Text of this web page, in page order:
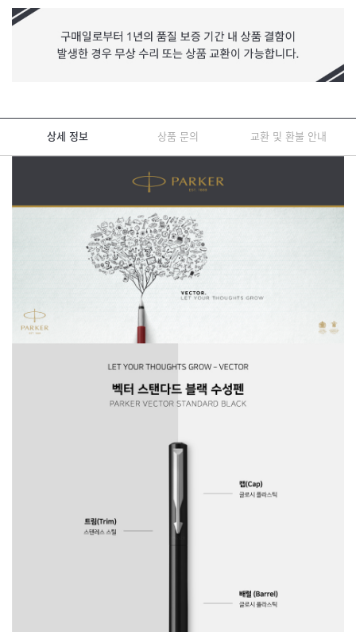
상세 정보 상품 문의 교환 및 환불 안내